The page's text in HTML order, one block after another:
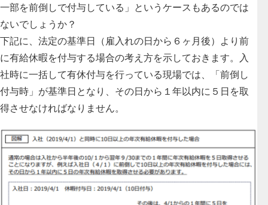
一部を前倒しで付与している」というケースもあるのでは
ないでしょうか？
下記に、法定の基準日（雇入れの日から６ヶ月後）より前
に有給休暇を付与する場合の考え方を示しておきます。入
社時に一括して有休付与を行っている現場では、「前倒し
付与時」が基準日となり、その日から１年以内に５日を取
得させなければなりません。